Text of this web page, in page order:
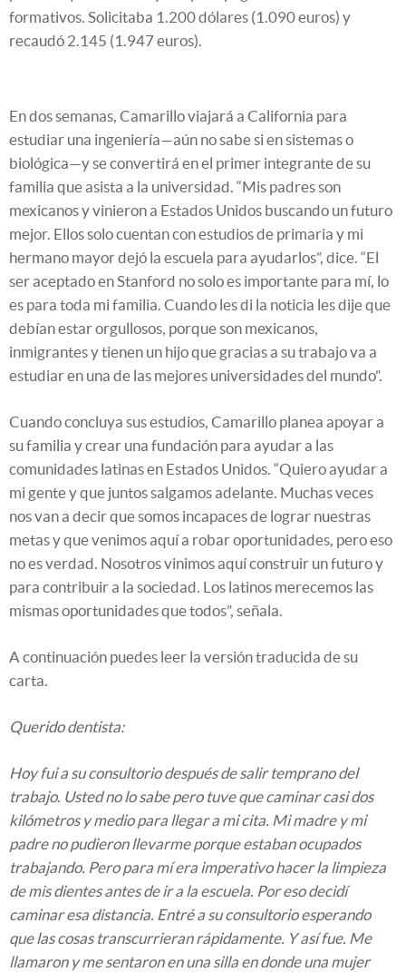
formativos. Solicitaba 1.200 dólares (1.090 euros) y
recaudó 2.145 (1.947 euros).
En dos semanas, Camarillo viajará a California para
estudiar una ingeniería—aún no sabe si en sistemas o
biológica—y se convertirá en el primer integrante de su
familia que asista a la universidad. “Mis padres son
mexicanos y vinieron a Estados Unidos buscando un futuro
mejor. Ellos solo cuentan con estudios de primaria y mi
hermano mayor dejó la escuela para ayudarlos”, dice. “El
ser aceptado en Stanford no solo es importante para mí, lo
es para toda mi familia. Cuando les di la noticia les dije que
debían estar orgullosos, porque son mexicanos,
inmigrantes y tienen un hijo que gracias a su trabajo va a
estudiar en una de las mejores universidades del mundo”.
Cuando concluya sus estudios, Camarillo planea apoyar a
su familia y crear una fundación para ayudar a las
comunidades latinas en Estados Unidos. “Quiero ayudar a
mi gente y que juntos salgamos adelante. Muchas veces
nos van a decir que somos incapaces de lograr nuestras
metas y que venimos aquí a robar oportunidades, pero eso
no es verdad. Nosotros vinimos aquí construir un futuro y
para contribuir a la sociedad. Los latinos merecemos las
mismas oportunidades que todos”, señala.
A continuación puedes leer la versión traducida de su
carta.
Querido dentista:
Hoy fui a su consultorio después de salir temprano del
trabajo. Usted no lo sabe pero tuve que caminar casi dos
kilómetros y medio para llegar a mi cita. Mi madre y mi
padre no pudieron llevarme porque estaban ocupados
trabajando. Pero para mí era imperativo hacer la limpieza
de mis dientes antes de ir a la escuela. Por eso decidí
caminar esa distancia. Entré a su consultorio esperando
que las cosas transcurrieran rápidamente. Y así fue. Me
llamaron y me sentaron en una silla en donde una mujer